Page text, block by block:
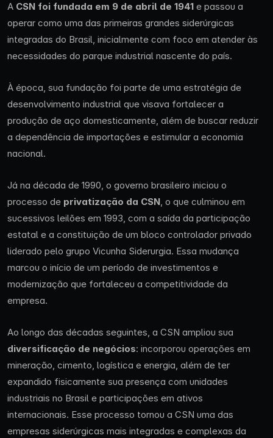
A CSN foi fundada em 9 de abril de 1941 e passou a
operar como uma das primeiras grandes siderúrgicas
integradas do Brasil, inicialmente com foco em atender às
necessidades do parque industrial nascente do país.
À época, sua fundação foi parte de uma estratégia de
desenvolvimento industrial que visava fortalecer a
produção de aço domesticamente, além de buscar reduzir
a dependência de importações e estimular a economia
nacional.
Já na década de 1990, o governo brasileiro iniciou o
processo de privatização da CSN, o que culminou em
sucessivos leilões em 1993, com a saída da participação
estatal e a constituição de um bloco controlador privado
liderado pelo grupo Vicunha Siderurgia. Essa mudança
marcou o início de um período de investimentos e
modernização que fortaleceu a competitividade da
empresa.
Ao longo das décadas seguintes, a CSN ampliou sua
diversificação de negócios: incorporou operações em
mineração, cimento, logística e energia, além de ter
expandido fisicamente sua presença com unidades
industriais no Brasil e participações em ativos
internacionais. Esse processo tornou a CSN uma das
empresas siderúrgicas mais integradas e complexas da